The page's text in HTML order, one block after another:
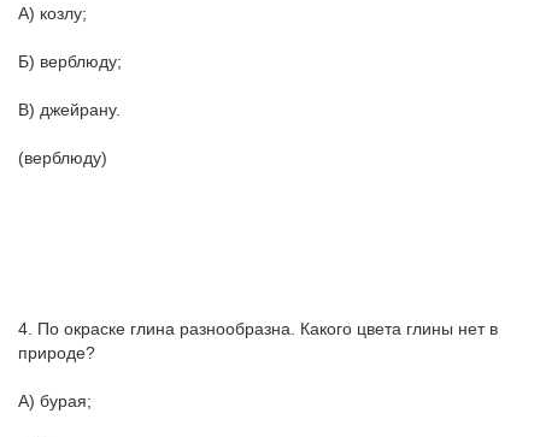
А) козлу;
Б) верблюду;
В) джейрану.
(верблюду)
4. По окраске глина разнообразна. Какого цвета глины нет в
природе?
А) бурая;